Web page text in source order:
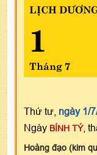
LỊCH
1
Tháng 7
Thứ tư, ngày 1/
Ngày BÍNH TÝ,
Hoàng đạo (kim